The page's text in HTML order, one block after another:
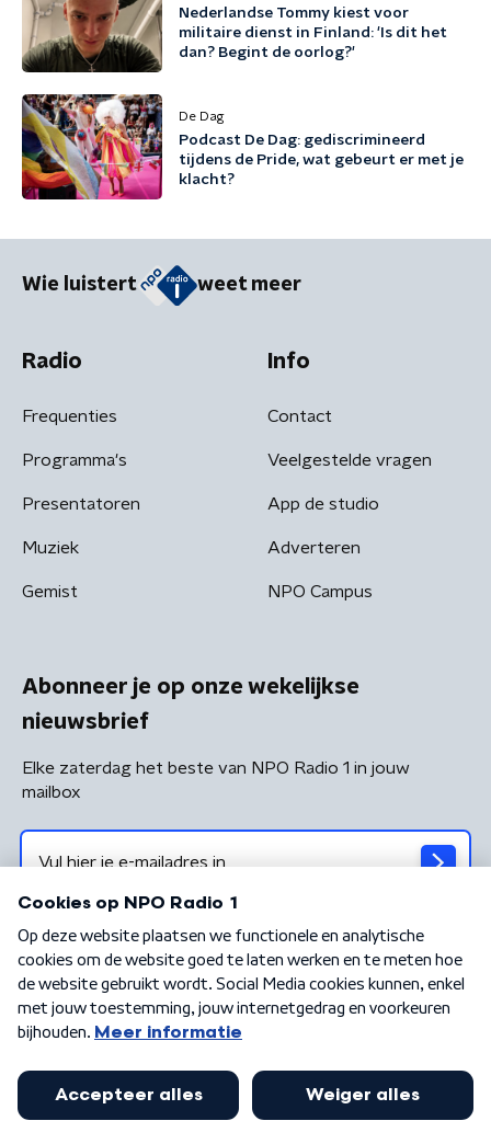
Nederlandse Tommy kiest voor
militaire dienst in Finland: 'Is dit het
dan? Begint de oorlog?'
De Dag
Podcast De Dag: gediscrimineerd
tijdens de Pride, wat gebeurt er met je
klacht?
Wie luistert weet meer
Radio
Frequenties
Programma's
Presentatoren
Muziek
Gemist
Info
Contact
Veelgestelde vragen
App de studio
Adverteren
NPO Campus
Abonneer je op onze wekelijkse
nieuwsbrief
Elke zaterdag het beste van NPO Radio 1 in jouw
mailbox
Algemene voorwaarden